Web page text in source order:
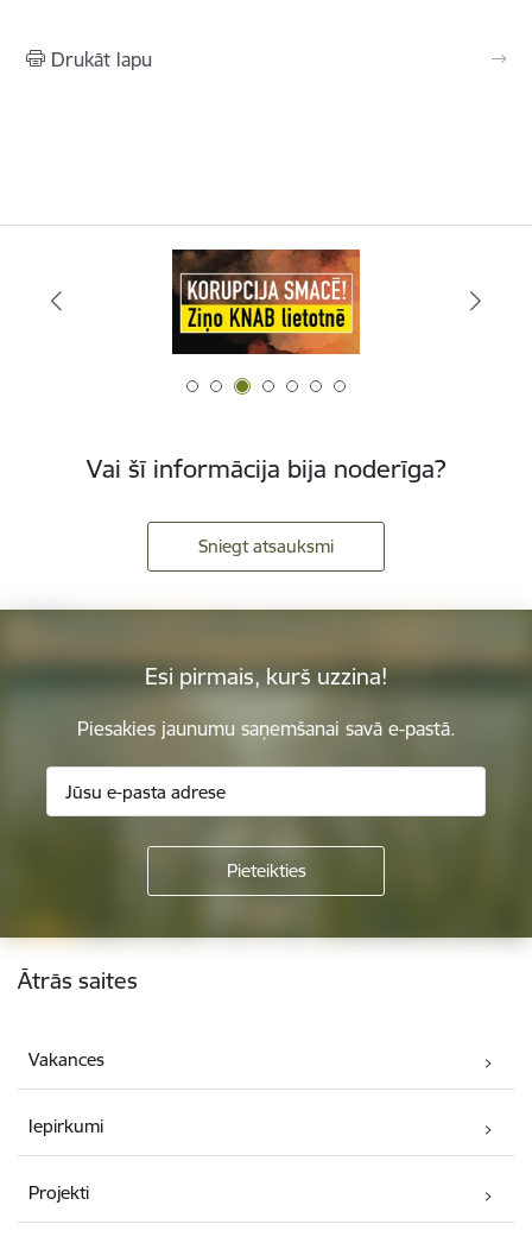
Drukāt lapu
Vai šī informācija bija noderīga?
Sniegt atsauksmi
Esi pirmais, kurš uzzina!
Piesakies jaunumu saņemšanai savā e-pastā.
Kājene
Ātrās saites
Vakances
Iepirkumi
Projekti